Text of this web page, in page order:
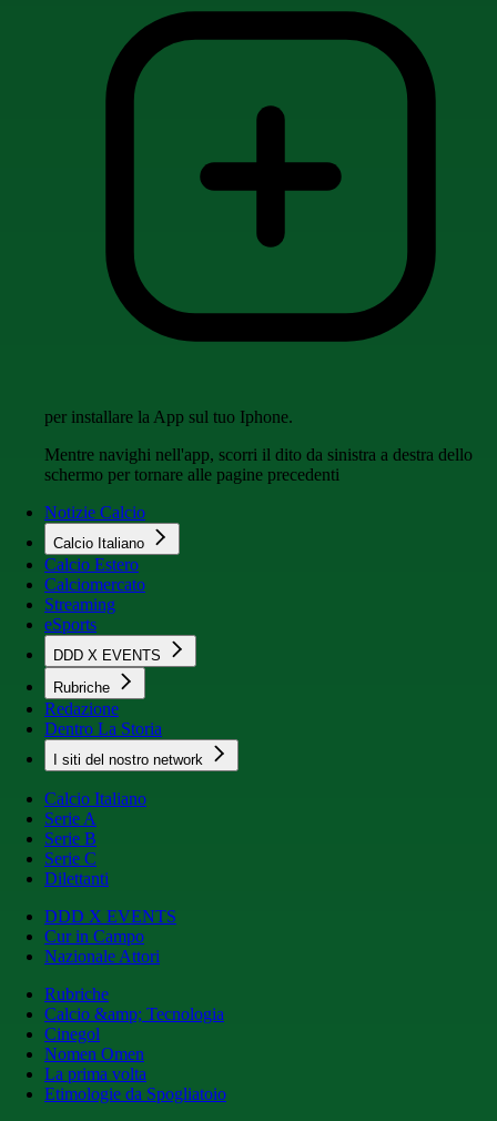
per installare la App sul tuo Iphone.
Mentre navighi nell'app, scorri il dito da sinistra a destra dello
schermo per tornare alle pagine precedenti
Notizie Calcio
Calcio Italiano
Calcio Estero
Calciomercato
Streaming
eSports
DDD X EVENTS
Rubriche
Redazione
Dentro La Storia
I siti del nostro network
Calcio Italiano
Serie A
Serie B
Serie C
Dilettanti
DDD X EVENTS
Cur in Campo
Nazionale Attori
Rubriche
Calcio &amp; Tecnologia
Cinegol
Nomen Omen
La prima volta
Etimologie da Spogliatoio